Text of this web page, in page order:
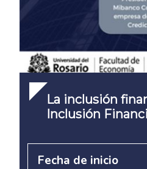
La inclusión
Inclusión
Fecha de inicio